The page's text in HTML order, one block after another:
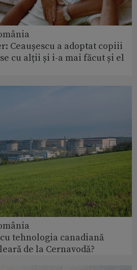
Ceaușescu a adoptat copiii
cu alții și i-a mai făcut și el
tehnologia canadiană
de la Cernavodă?